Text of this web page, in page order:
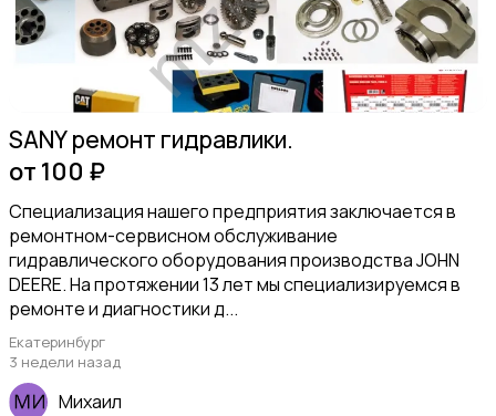
SANY ремонт гидравлики.
от 100 ₽
Специализация нашего предприятия заключается в
ремонтном-сервисном обслуживание
гидравлического оборудования производства JOHN
DEERE. На протяжении 13 лет мы специализируемся в
ремонте и диагностики д...
Екатеринбург
3 недели назад
Михаил